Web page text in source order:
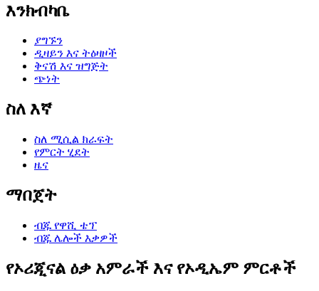
እንክብካቤ
ያግኙን
ዲዛይን እና ትዕዛዞች
ቅናሽ እና ዝግጅት
ጭነት
ስለ እኛ
ስለ ሚሲል ክራፍት
የምርት ሂደት
ዜና
ማበጀት
ብጁ የዋሺ ቴፕ
ብጁ ሌሎች እቃዎች
የኦሪጂናል ዕቃ አምራች እና የኦዲኤም ምርቶች